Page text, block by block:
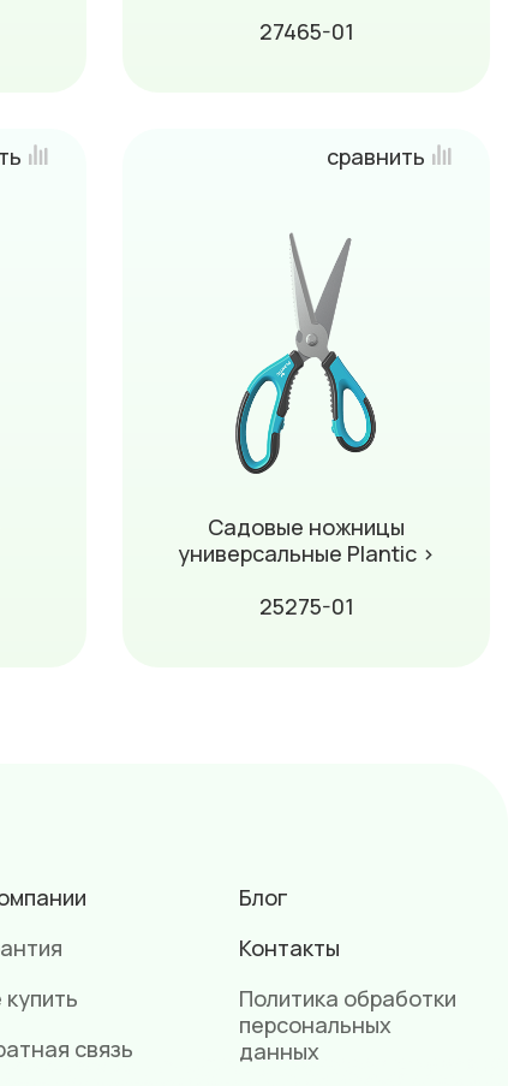
27465-01
сравнить
Садовые ножницы
универсальные Plantic ›
25275-01
купить
связь
Блог
Контакты
Политика обработки
персональных
данных